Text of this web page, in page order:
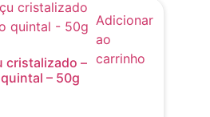
cristalizado –
– 50g
Adicionar
ao
carrinho